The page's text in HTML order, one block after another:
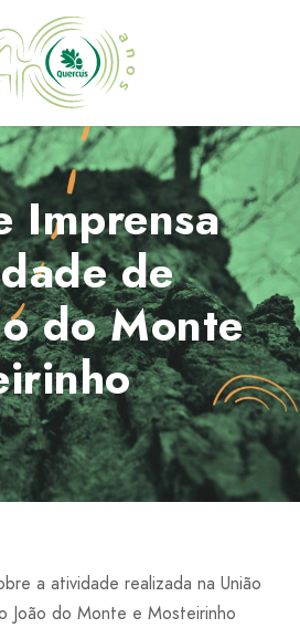
Imprensa
de
do Monte
a atividade realizada na União
João do Monte e Mosteirinho